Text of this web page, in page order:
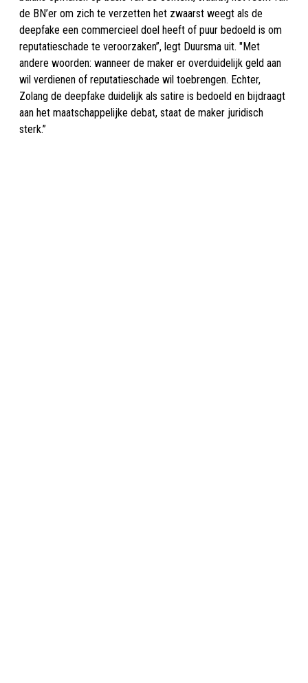
de BN’er om zich te verzetten het zwaarst weegt als de
deepfake een commercieel doel heeft of puur bedoeld is om
reputatieschade te veroorzaken”, legt Duursma uit. "Met
andere woorden: wanneer de maker er overduidelijk geld aan
wil verdienen of reputatieschade wil toebrengen. Echter,
Zolang de deepfake duidelijk als satire is bedoeld en bijdraagt
aan het maatschappelijke debat, staat de maker juridisch
sterk.”